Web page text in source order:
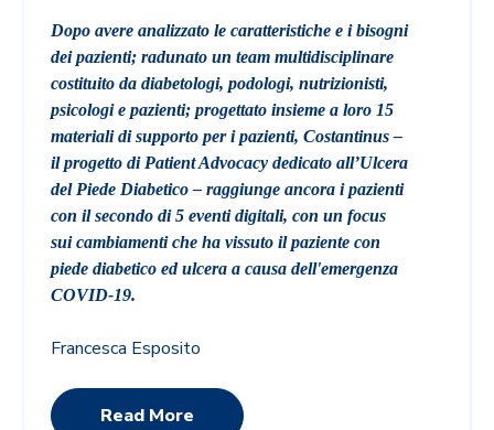
Dopo avere analizzato le caratteristiche e i bisogni
dei pazienti; radunato un team multidisciplinare
costituito da diabetologi, podologi, nutrizionisti,
psicologi e pazienti; progettato insieme a loro 15
materiali di supporto per i pazienti, Costantinus –
il progetto di Patient Advocacy dedicato all’Ulcera
del Piede Diabetico – raggiunge ancora i pazienti
con il secondo di 5 eventi digitali, con un focus
sui cambiamenti che ha vissuto il paziente con
piede diabetico ed ulcera a causa dell'emergenza
COVID-19.
Francesca Esposito
Read More